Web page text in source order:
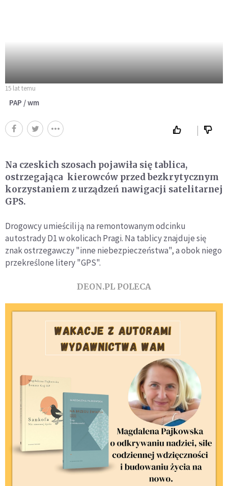
15 lat temu
PAP / wm
Na czeskich szosach pojawiła się tablica,
ostrzegająca kierowców przed bezkrytycznym
korzystaniem z urządzeń nawigacji satelitarnej
GPS.
Drogowcy umieścili ją na remontowanym odcinku
autostrady D1 w okolicach Pragi. Na tablicy znajduje się
znak ostrzegawczy "inne niebezpieczeństwa", a obok niego
przekreślone litery "GPS".
DEON.PL POLECA